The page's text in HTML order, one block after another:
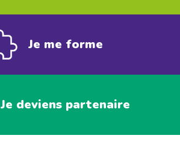
Je me forme
Je deviens partenaire